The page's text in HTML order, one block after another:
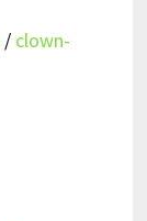
/ clown-